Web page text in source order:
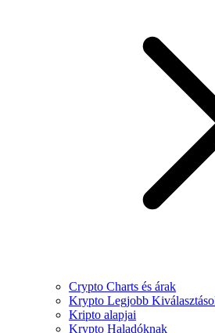
Crypto Charts és árak
Krypto Legjobb
Kripto alapjai
Krypto Haladóknak